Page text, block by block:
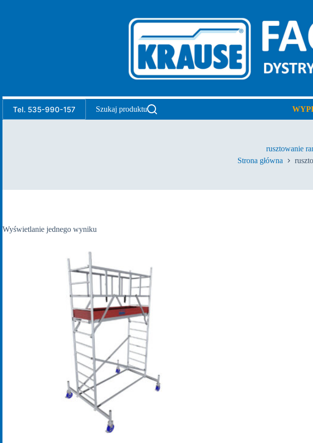
Tel. 535-990-157 Szukaj produktu
rusztowanie
Strona główna
Wyświetlanie jednego wyniku